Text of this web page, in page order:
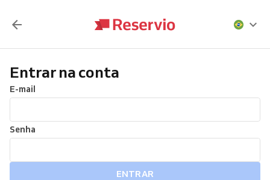
Entrar na conta
E-mail
Senha
ENTRAR